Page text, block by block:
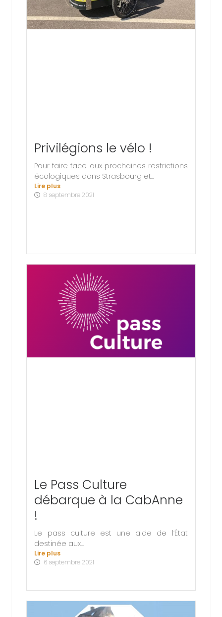
Privilégions le vélo !
Pour faire face aux prochaines restrictions
écologiques dans Strasbourg et...
Lire plus
8 septembre 2021
Le Pass Culture
débarque à la CabAnne
!
Le pass culture est une aide de l’État
destinée aux...
Lire plus
6 septembre 2021